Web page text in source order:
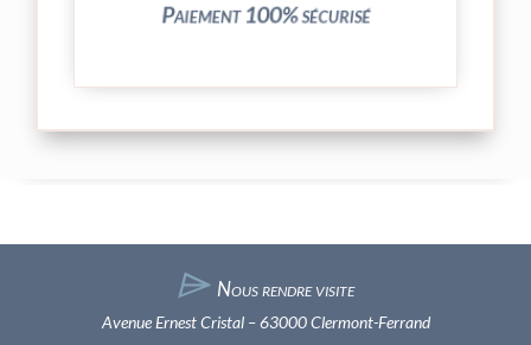
Paiement 100% sécurisé
⌲ Nous rendre visite
Avenue Ernest Cristal – 63000 Clermont-Ferrand